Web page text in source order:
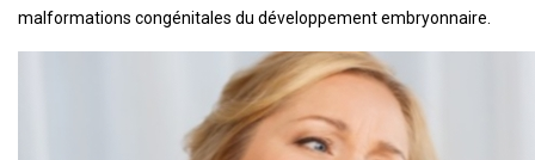
malformations congénitales du développement embryonnaire.